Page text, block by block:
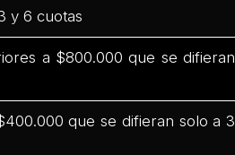
y 6 cuotas
a $800.000 que se difieran
que se difieran solo a 3